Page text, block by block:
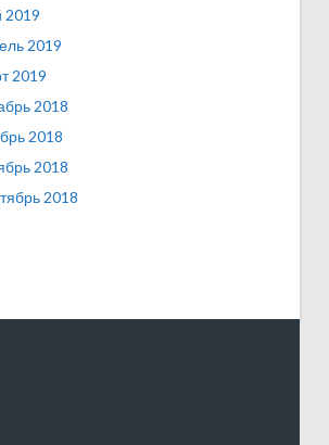
2019
2019
2018
2018
2018
2018